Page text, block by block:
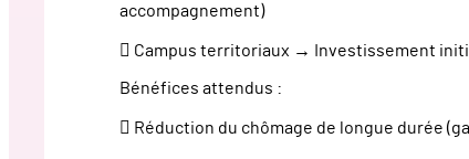
accompagnement)
 Campus territoriaux → Investissement
Bénéfices attendus :
 Réduction du chômage de longue durée